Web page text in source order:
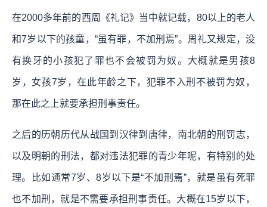
在2000多年前的西周《礼记》当中就记载，80以上的老人
和7岁以下的孩童，“虽有罪，不加刑焉”。周礼又规定，没
有换牙的小孩犯了罪也不会被罚为奴。大概就是男孩8
岁，女孩7岁，在此年龄之下，犯罪不入刑不被罚为奴，
那在此之上就要承担刑事责任。
之后的历朝历代从战国到汉律到唐律，南北朝的刑罚志，
以及明朝的刑法，都对违法犯罪的青少年呢，有特别的处
理。比如通常7岁、8岁以下是“不加刑焉”，就是虽有死罪
也不加刑，就是不需要承担刑事责任。大概在15岁以下，